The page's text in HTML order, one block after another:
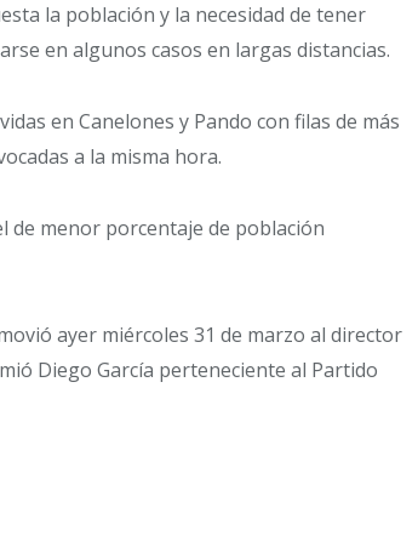
la población y la necesidad de tener
en algunos casos en largas distancias.
en Canelones y Pando con filas de más
a la misma hora.
de menor porcentaje de población
ayer miércoles 31 de marzo al director
Diego García perteneciente al Partido